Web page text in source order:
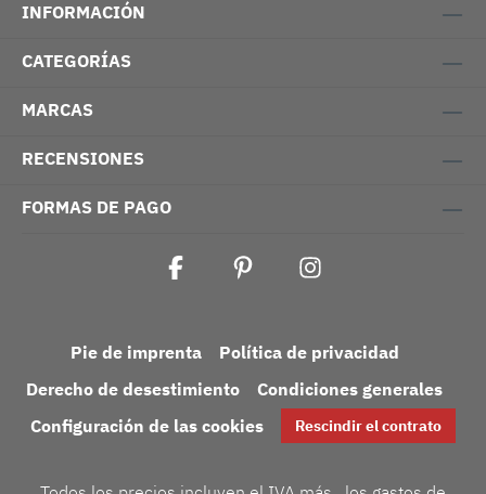
INFORMACIÓN
CATEGORÍAS
MARCAS
RECENSIONES
FORMAS DE PAGO
Pie de imprenta
Política de privacidad
Derecho de desestimiento
Condiciones generales
Configuración de las cookies
Rescindir el contrato